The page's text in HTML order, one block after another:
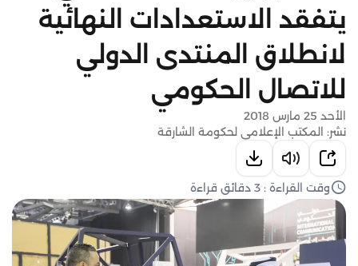
يتفقد الاستعدادات النهائية
لانطلاق المنتدى الدولي
للاتصال الحكومي
الأحد 25 مارس 2018
نشر: المكتب الإعلامي لحكومة الشارقة
وقت القراءة : 3 دقائق قراءة